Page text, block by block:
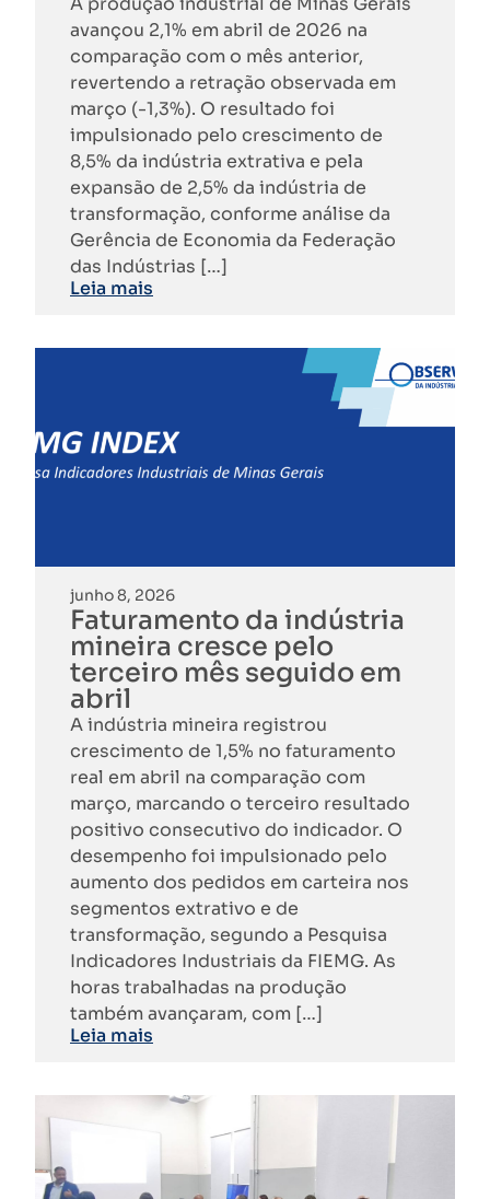
avançou 2,1% em abril de 2026 na
comparação com o mês anterior,
revertendo a retração observada em
março (-1,3%). O resultado foi
impulsionado pelo crescimento de
8,5% da indústria extrativa e pela
expansão de 2,5% da indústria de
transformação, conforme análise da
Gerência de Economia da Federação
das Indústrias […]
Leia mais
junho 8, 2026
Faturamento da indústria
mineira cresce pelo
terceiro mês seguido em
abril
A indústria mineira registrou
crescimento de 1,5% no faturamento
real em abril na comparação com
março, marcando o terceiro resultado
positivo consecutivo do indicador. O
desempenho foi impulsionado pelo
aumento dos pedidos em carteira nos
segmentos extrativo e de
transformação, segundo a Pesquisa
Indicadores Industriais da FIEMG. As
horas trabalhadas na produção
também avançaram, com […]
Leia mais